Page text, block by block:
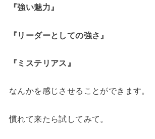
『強い魅力』
『リーダーとしての強さ』
『ミステリアス』
なんかを感じさせることができます。
慣れて来たら試してみて。